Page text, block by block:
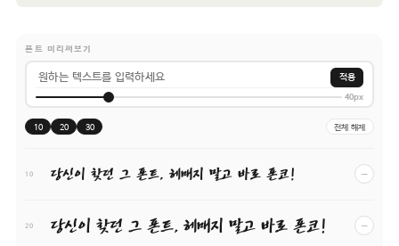
폰트 미리써보기
적용
40px
10 20 30 전체 해제
10 당신이 찾던 그 폰트, 헤매지 말고 바로 폰코! −
20 당신이 찾던 그 폰트, 헤매지 말고 바로 폰코! −